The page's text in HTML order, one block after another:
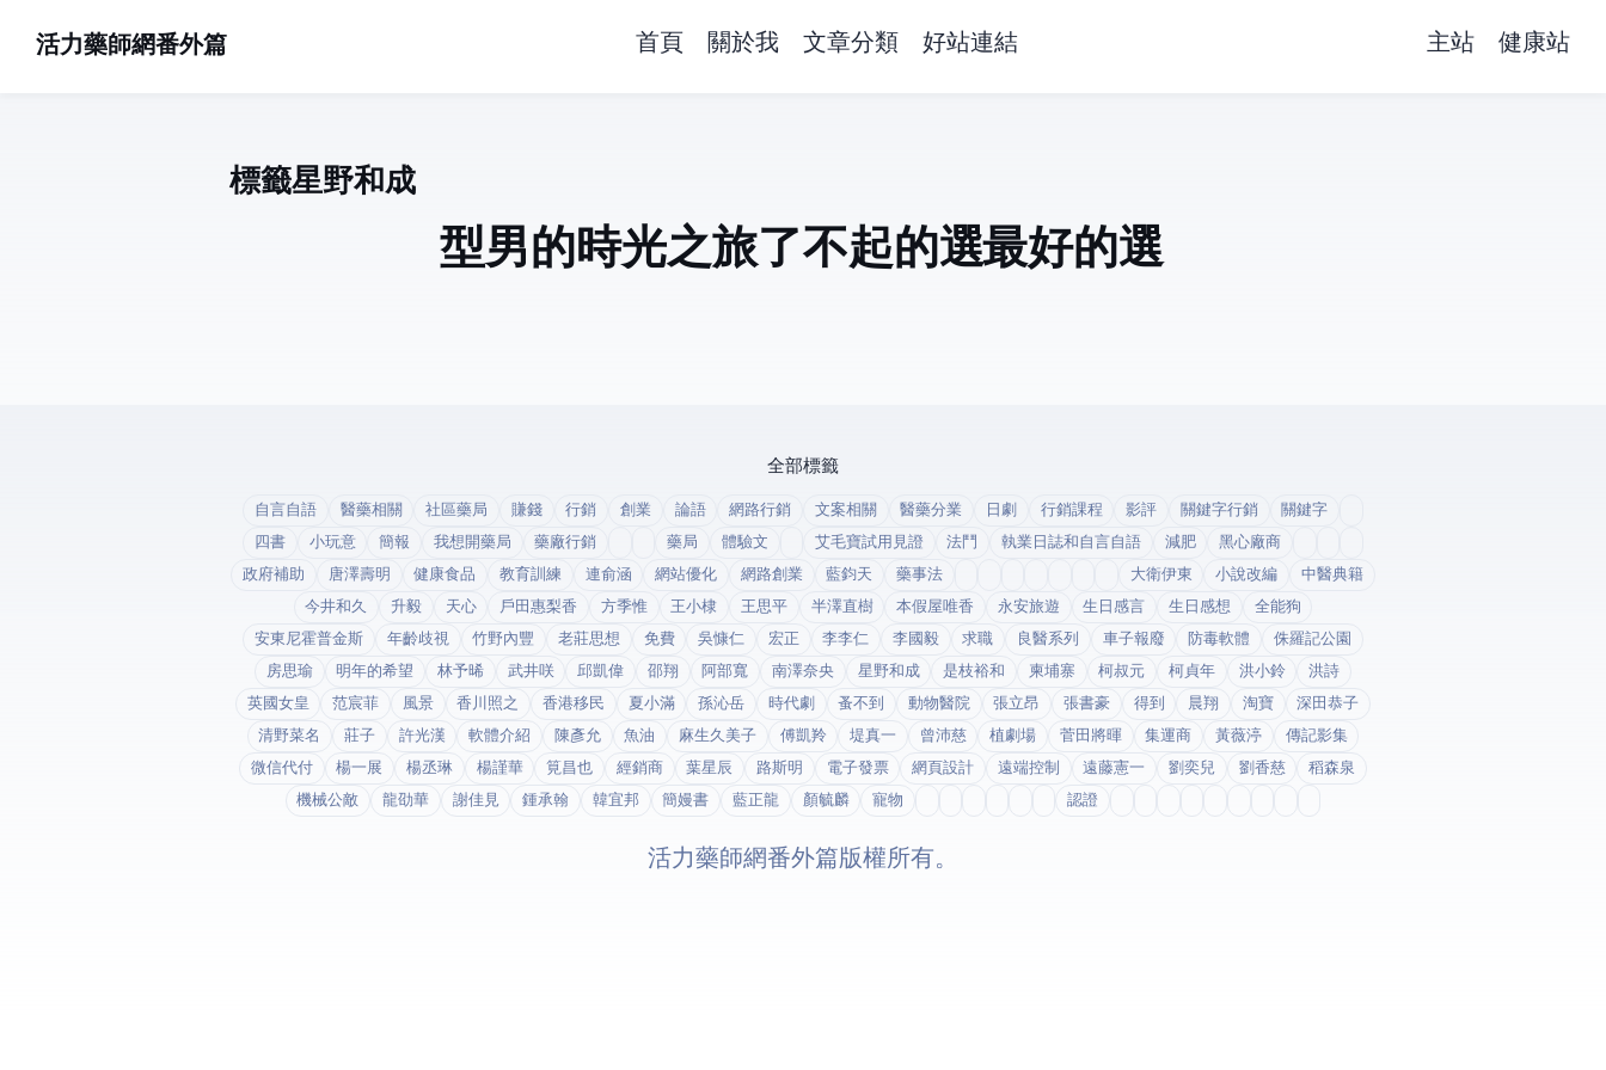
活力藥師網番外篇 首頁 關於我 文章分類 好站連結 主站 健康站
標籤: 星野和成 (1)
型男的時光之旅(了不起的選Taxi/最好的選Taxi)
全部標籤
自言自語 醫藥相關 社區藥局 賺錢 行銷 創業 論語 網路行銷 文案相關 醫藥分業 日劇 行銷課程 影評 關鍵字行銷
關鍵字
四書
小玩意 簡報 我想開藥局 藥廠行銷 藥局 體驗文 艾毛寶試用見證 法鬥 執業日誌和自言自語 減肥
黑心廠商
政府補助
唐澤壽明 健康食品 教育訓練 連俞涵 網站優化 網路創業 藍鈞天 藥事法 大衛伊東 小說改編
中醫典籍
今井和久
升毅 天心 戶田惠梨香 方季惟 王小棣 王思平 半澤直樹 本假屋唯香 永安旅遊 生日感言 生日感想
全能狗
安東尼霍普金斯
年齡歧視 竹野內豐 老莊思想 免費 吳慷仁 宏正 李李仁 李國毅 求職 良醫系列 車子報廢 防毒軟體
侏羅記公園
房思瑜
明年的希望 林予晞 武井咲 邱凱偉 邵翔 阿部寬 南澤奈央 星野和成 是枝裕和 柬埔寨 柯叔元 柯貞年 洪小鈴
洪詩
英國女皇
范宸菲 風景 香川照之 香港移民 夏小滿 孫沁岳 時代劇 蚤不到 動物醫院 張立昂 張書豪 得到app 晨翔 淘寶
深田恭子
清野菜名
莊子 許光漢 軟體介紹 陳彥允 魚油 麻生久美子 傅凱羚 堤真一 曾沛慈 植劇場 菅田將暉 集運商 黃薇渟
傳記影集
微信代付
楊一展 楊丞琳 楊謹華 筧昌也 經銷商 葉星辰 路斯明 電子發票 網頁設計 遠端控制 遠藤憲一 劉奕兒 劉香慈
稻森泉
機械公敵
龍劭華 謝佳見 鍾承翰 韓宜邦 簡嫚書 藍正龍 顏毓麟 寵物 fda認證
© 2026 活力藥師網番外篇. 版權所有。